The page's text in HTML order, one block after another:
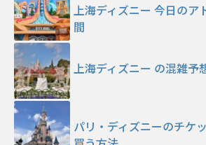
上海ディズニー 今日の
間
上海ディズニー の混雑予
パリ・ディズニーのチケ